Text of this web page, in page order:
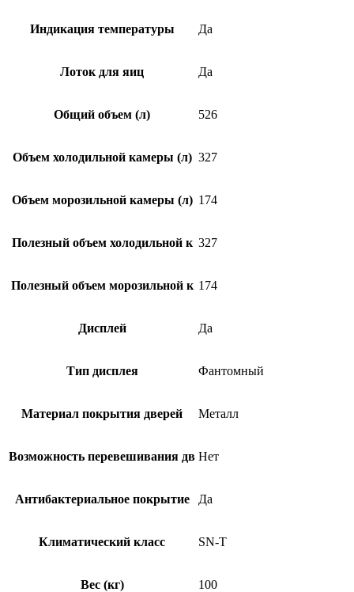
Индикация температуры Да
Лоток для яиц Да
Общий объем (л) 526
Объем холодильной камеры (л) 327
Объем морозильной камеры (л) 174
Полезный объем холодильной к 327
Полезный объем морозильной к 174
Дисплей Да
Тип дисплея Фантомный
Материал покрытия дверей Металл
Возможность перевешивания дв Нет
Антибактериальное покрытие Да
Климатический класс SN-T
Вес (кг) 100